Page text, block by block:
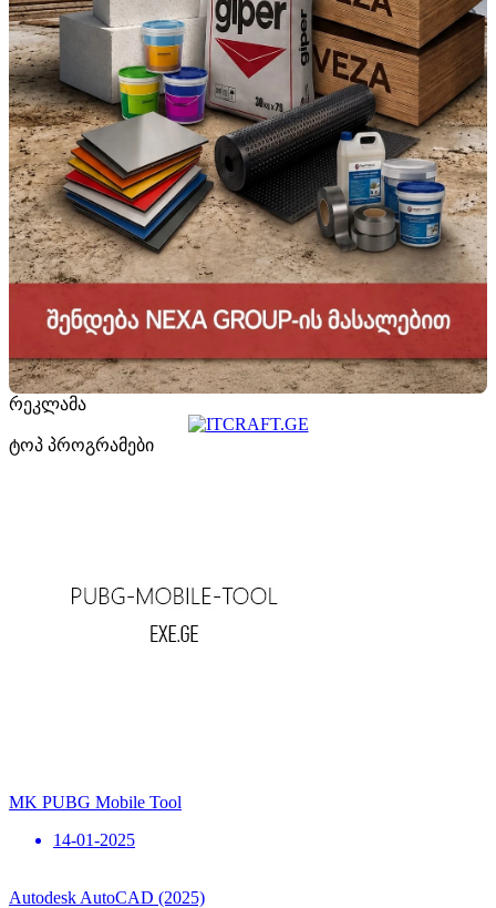
რეკლამა
ტოპ პროგრამები
MK PUBG Mobile Tool
14-01-2025
Autodesk AutoCAD (2025)